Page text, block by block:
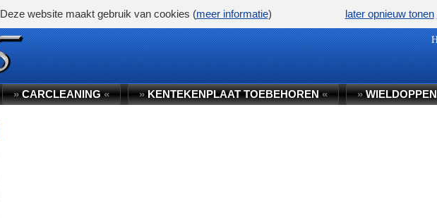
»CARCLEANING« »KENTEKENPLAAT TOEBEHOREN« »
Deze website maakt gebruik van cookies (meer informatie) later opnieuw tonen